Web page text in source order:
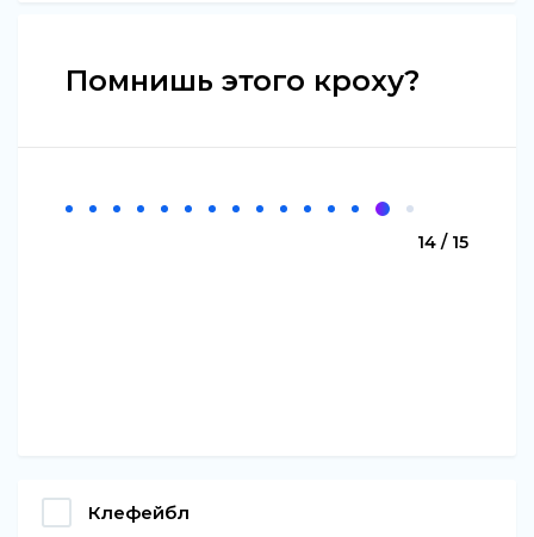
Помнишь этого кроху?
14 / 15
Клефейбл